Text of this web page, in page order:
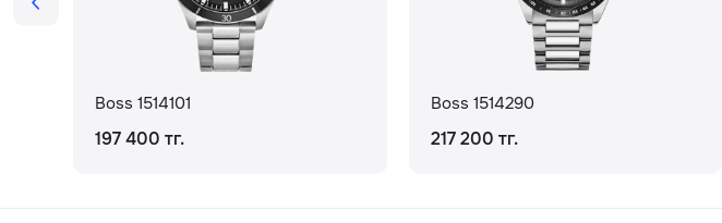
Boss 1514101
197 400 тг.
Boss 1514290
217 200 тг.